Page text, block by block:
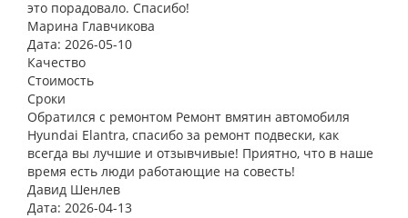
это порадовало. Спасибо!
Марина Главчикова
Дата: 2026-05-10
Качество
Стоимость
Сроки
Обратился с ремонтом Ремонт вмятин автомобиля
Hyundai Elantra, спасибо за ремонт подвески, как
всегда вы лучшие и отзывчивые! Приятно, что в наше
время есть люди работающие на совесть!
Давид Шенлев
Дата: 2026-04-13